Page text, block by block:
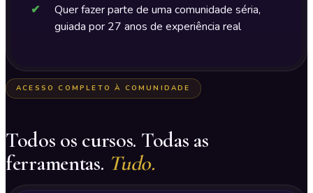
✔
Quer fazer parte de uma comunidade séria,
guiada por 27 anos de experiência real
ACESSO COMPLETO À COMUNIDADE
Todos os cursos. Todas as
ferramentas. Tudo.